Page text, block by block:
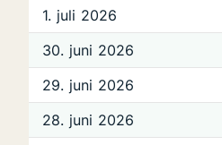
1. juli 2026
30. juni 2026
29. juni 2026
28. juni 2026